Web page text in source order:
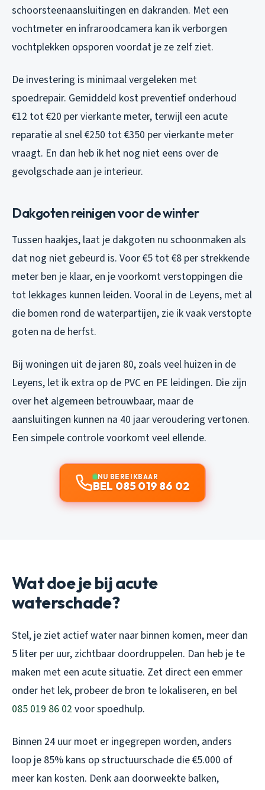
schoorsteenaansluitingen en dakranden. Met een
vochtmeter en infraroodcamera kan ik verborgen
vochtplekken opsporen voordat je ze zelf ziet.
De investering is minimaal vergeleken met
spoedrepair. Gemiddeld kost preventief onderhoud
€12 tot €20 per vierkante meter, terwijl een acute
reparatie al snel €250 tot €350 per vierkante meter
vraagt. En dan heb ik het nog niet eens over de
gevolgschade aan je interieur.
Dakgoten reinigen voor de winter
Tussen haakjes, laat je dakgoten nu schoonmaken als
dat nog niet gebeurd is. Voor €5 tot €8 per strekkende
meter ben je klaar, en je voorkomt verstoppingen die
tot lekkages kunnen leiden. Vooral in de Leyens, met al
die bomen rond de waterpartijen, zie ik vaak verstopte
goten na de herfst.
Bij woningen uit de jaren 80, zoals veel huizen in de
Leyens, let ik extra op de PVC en PE leidingen. Die zijn
over het algemeen betrouwbaar, maar de
aansluitingen kunnen na 40 jaar veroudering vertonen.
Een simpele controle voorkomt veel ellende.
NU BEREIKBAAR
BEL 085 019 86 02
Wat doe je bij acute
waterschade?
Stel, je ziet actief water naar binnen komen, meer dan
5 liter per uur, zichtbaar doordruppelen. Dan heb je te
maken met een acute situatie. Zet direct een emmer
onder het lek, probeer de bron te lokaliseren, en bel
085 019 86 02 voor spoedhulp.
Binnen 24 uur moet er ingegrepen worden, anders
loop je 85% kans op structuurschade die €5.000 of
meer kan kosten. Denk aan doorweekte balken,